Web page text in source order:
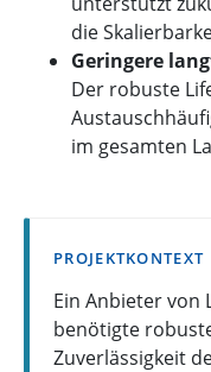
die
Geringere
Der robuste
im gesamten
PROJEKTKONTEXT
Ein Anbieter von
benötigte
Zuverlässigkeit